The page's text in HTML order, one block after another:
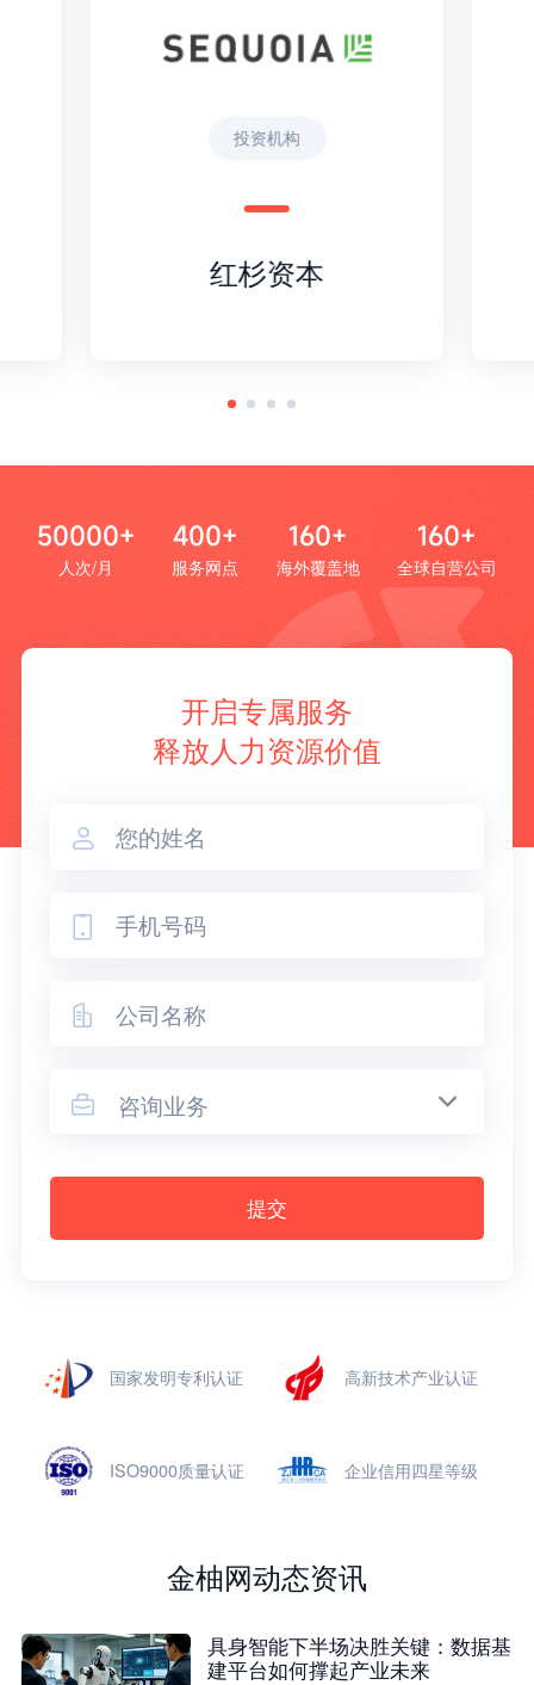
投资机构
红杉资本
50000+
人次/月
400+
服务网点
160+
海外覆盖地
160+
全球自营公司
开启专属服务
释放人力资源价值



 咨询业务
提交
国家发明专利认证 高新技术产业认证
ISO9000质量认证 企业信用四星等级
金柚网动态资讯
具身智能下半场决胜关键：数据基
建平台如何撑起产业未来